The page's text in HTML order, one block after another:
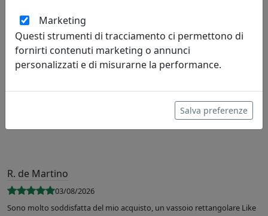
R. de Martino
03/08/2026
Sono molto soddisfatta del mio acquisto, un vassoio rettangolare Like
Marketing
Questi strumenti di tracciamento ci permettono di
fornirti contenuti marketing o annunci
personalizzati e di misurarne la performance.
Salva preferenze